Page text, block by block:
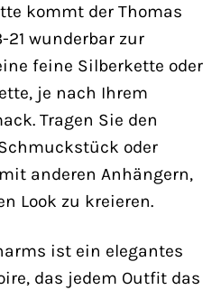
kommt der Thomas
21 wunderbar zur
feine Silberkette oder
je nach Ihrem
Tragen Sie den
oder
anderen Anhängern,
Look zu kreieren.
ist ein elegantes
das jedem Outfit das